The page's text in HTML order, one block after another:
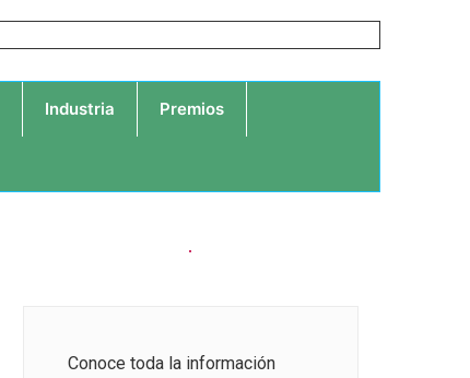
Industria Premios
Conoce toda la información